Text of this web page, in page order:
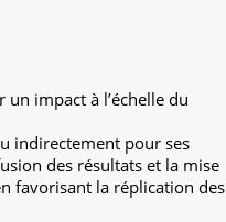
impact à l’échelle du
indirectement pour ses
des résultats et la mise
favorisant la réplication des